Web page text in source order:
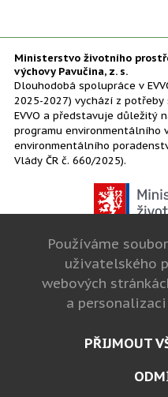
Ministerstvo životního
výchovy Pavučina, z. s.
Dlouhodobá spolupráce v
2025-2027) vychází z
EVVO a představuje důležitý
programu environmentálního
environmentálního
Vlády ČR č. 660/2025).
Používáme
uživatelského
webových
a
PŘIJMOUT